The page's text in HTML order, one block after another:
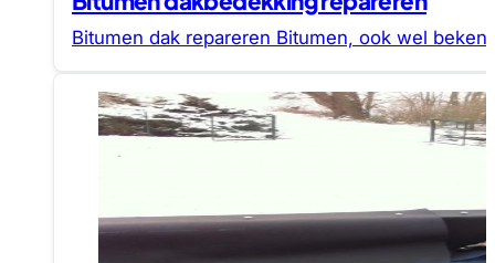
Bitumen dak repareren Bitumen, ook wel